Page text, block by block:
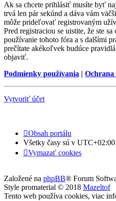
Ak sa chcete prihlásiť musíte byť
trvá len pár sekúnd a dáva vám
môže prideľovať registrovaným
Pred registraciou se uistite, že ste
používanie tohoto fóra a s dalšími
prečítate akékoľvek budúce
objaviť.
Podmienky používania | Ochrana
Vytvoriť účet
Obsah portálu
Všetky časy sú v UTC+02:00
Vymazať cookies
Založené na phpBB® Forum
Style promaterial © 2018 Mazeltof
Tento web používa cookies, viac